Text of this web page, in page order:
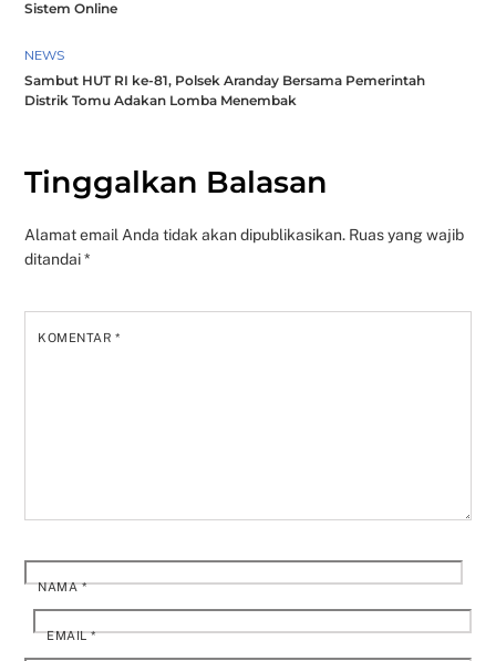
Sistem Online
NEWS
Sambut HUT RI ke-81, Polsek Aranday Bersama Pemerintah
Distrik Tomu Adakan Lomba Menembak
Tinggalkan Balasan
Alamat email Anda tidak akan dipublikasikan. Ruas yang wajib
ditandai*
KOMENTAR*
NAMA*
EMAIL*